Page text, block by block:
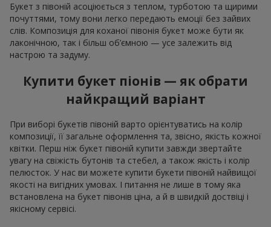
Букет з півоній асоціюється з теплом, турботою та щирими
почуттями, тому вони легко передають емоції без зайвих
слів. Композиція для коханої півонія букет може бути як
лаконічною, так і більш об’ємною — усе залежить від
настрою та задуму.
Купити букет піонів — як обрати
найкращий варіант
При виборі букетів півоній варто орієнтуватись на колір
композиції, її загальне оформлення та, звісно, якість кожної
квітки. Перш ніж букет півоній купити завжди звертайте
увагу на свіжість бутонів та стебел, а також якість і колір
пелюсток. У нас ви можете купити букети півоній найвищої
якості на вигідних умовах. І питання не лише в тому яка
встановлена на букет півонів ціна, а й в швидкій доствіці і
якісному сервісі.